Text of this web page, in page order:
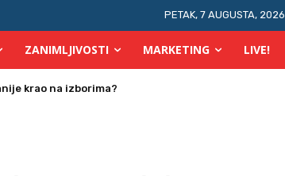
PETAK, 7 AUGUSTA, 2026
ZANIMLJIVOSTI MARKETING LIVE!
krao na izborima?
s invaliditetom